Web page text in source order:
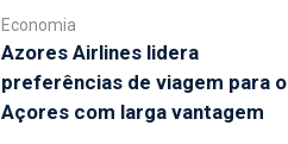
Economia
Azores Airlines lidera
preferências de viagem para
Açores com larga vantagem